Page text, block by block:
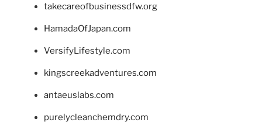
takecareofbusinessdfw.org
HamadaOfJapan.com
VersifyLifestyle.com
kingscreekadventures.com
antaeuslabs.com
purelycleanchemdry.com